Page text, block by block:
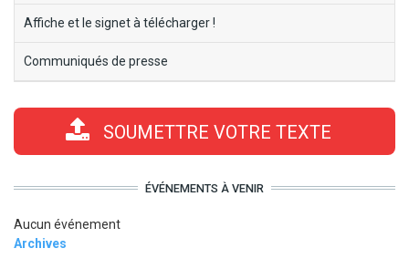
Affiche et le signet à télécharger !
Communiqués de presse
SOUMETTRE VOTRE TEXTE
ÉVÉNEMENTS À VENIR
Aucun événement
Archives